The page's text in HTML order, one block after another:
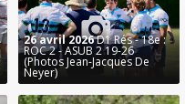
26 avril 2026D1 Rés - 18e :
ROC 2 - ASUB 2 19-26
(Photos Jean-Jacques De
Neyer)